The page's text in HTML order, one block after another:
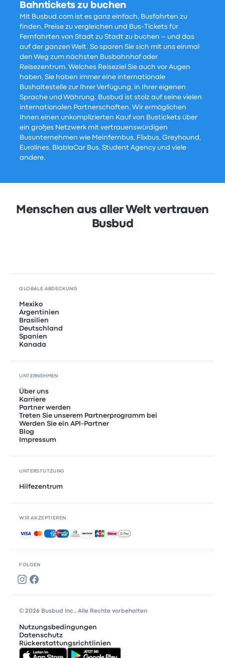
Bahntickets zu buchen
Mit Busbud.com ist es ganz einfach, Busfahrten zu
finden, Preise zu vergleichen und Bus-Tickets für
Fernfahrten von Stadt zu Stadt zu buchen – und das
auf der ganzen Welt. So sparen Sie sich mit uns einmal
den Weg zum nächsten Busbahnhof oder
Reisezentrum. Welches Reiseziel Sie auch vor Augen
haben, Sie haben immer eine internationale
Bushaltestelle zur Ihrer Verfügung, in Ihrer eigenen
Sprache und Währung. Busbud ist stolz auf seine vielen
internationalen Partnerschaften. Wir ermöglichen
Ihnen einen unkomplizierten Kauf von Bustickets über
ein großes Netzwerk mit vertrauenswürdigen
Busunternehmen wie Meinfernbus, Flixbus, Greyhound,
Eurolines, BlablaCar Bus, Student Agency und viele
andere.
Menschen aus aller Welt vertrauen
Busbud
FOLGEN
GLOBALE ABDECKUNG
Mexiko
Argentinien
Brasilien
Deutschland
Spanien
Kanada
UNTERNEHMEN
Über uns
Karriere
Partner werden
Treten Sie unserem Partnerprogramm bei
Werden Sie ein API-Partner
Blog
Impressum
UNTERSTÜTZUNG
Hilfezentrum
WIR AKZEPTIEREN
Akzeptierte Zahlungsmethoden
© 2026 Busbud Inc., Alle Rechte vorbehalten
Nutzungsbedingungen
Datenschutz
Rückerstattungsrichtlinien